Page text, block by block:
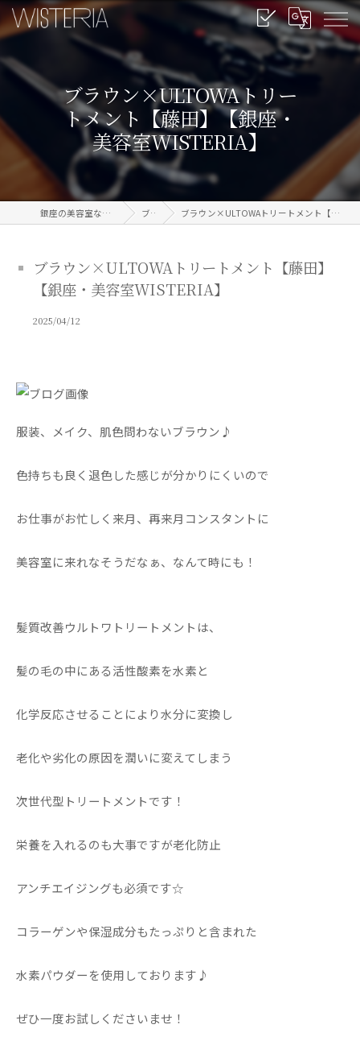
ブラウン×ULTOWAトリー
トメント【藤田】【銀座・
美容室WISTERIA】
銀座の美容室なら信頼のWISTERIA ブログ ブラウン×ULTOWAトリートメント【藤田】【銀座・美容室WISTERIA】
ブラウン×ULTOWAトリートメント【藤田】
【銀座・美容室WISTERIA】
2025/04/12
服装、メイク、肌色問わないブラウン♪
色持ちも良く退色した感じが分かりにくいので
お仕事がお忙しく来月、再来月コンスタントに
美容室に来れなそうだなぁ、なんて時にも！
髪質改善ウルトワトリートメントは、
髪の毛の中にある活性酸素を水素と
化学反応させることにより水分に変換し
老化や劣化の原因を潤いに変えてしまう
次世代型トリートメントです！
栄養を入れるのも大事ですが老化防止
アンチエイジングも必須です☆
コラーゲンや保湿成分もたっぷりと含まれた
水素パウダーを使用しております♪
ぜひ一度お試しくださいませ！